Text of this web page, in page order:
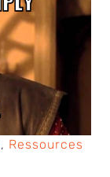
, Ressources